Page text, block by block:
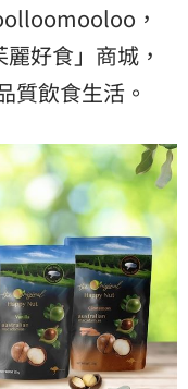
，
好食」商城，
質飲食生活。